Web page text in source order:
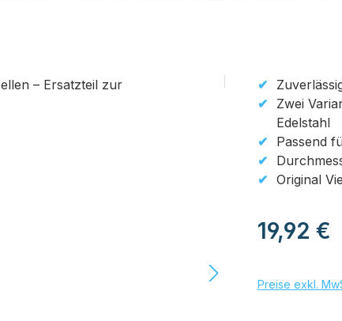
Zwei
Edelstahl
Passend
Original
Regulärer
19,92 €
Preise exkl.